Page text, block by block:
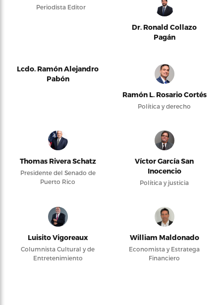
Periodista Editor
Dr. Ronald Collazo
Pagán
Lcdo. Ramón Alejandro
Pabón
Ramón L. Rosario Cortés
Política y derecho
Thomas Rivera Schatz
Presidente del Senado de
Puerto Rico
Víctor García San
Inocencio
Política y justicia
Luisito Vigoreaux
Columnista Cultural y de
Entretenimiento
William Maldonado
Economista y Estratega
Financiero